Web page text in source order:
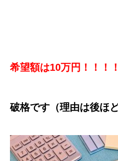
希望額は10万円！！！
破格です（理由は後ほ